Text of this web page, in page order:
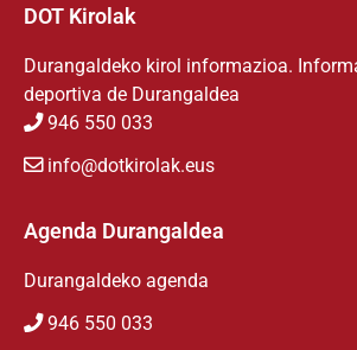
DOT Kirolak
Durangaldeko kirol informazioa.
deportiva de Durangaldea
946 550 033
info@dotkirolak.eus
Agenda Durangaldea
Durangaldeko agenda
946 550 033